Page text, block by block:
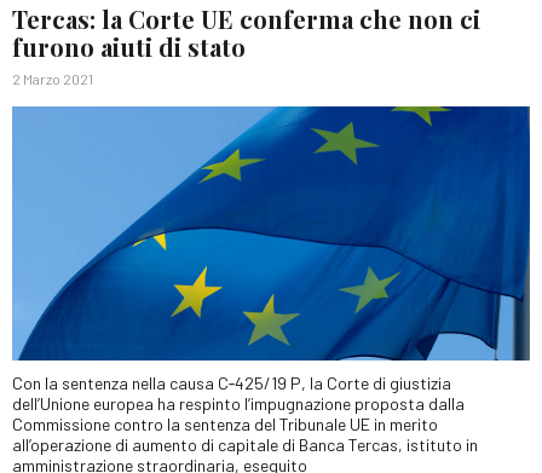
Tercas: la Corte UE conferma che non ci
furono aiuti di stato
2 Marzo 2021
Con la sentenza nella causa C‑425/19 P, la Corte di giustizia
dell’Unione europea ha respinto l’impugnazione proposta dalla
Commissione contro la sentenza del Tribunale UE in merito
all’operazione di aumento di capitale di Banca Tercas, istituto in
amministrazione straordinaria, eseguito